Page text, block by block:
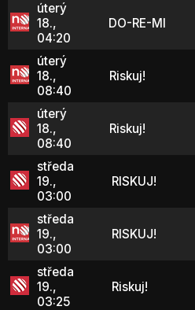
úterý
18.,
04:20
DO-RE-MI
úterý
18.,
08:40
Riskuj!
úterý
18.,
08:40
Riskuj!
středa
19.,
03:00
RISKUJ!
středa
19.,
03:00
RISKUJ!
středa
19.,
03:25
Riskuj!